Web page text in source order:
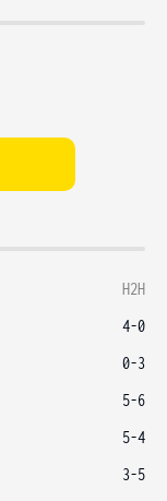
H2H
4-0
0-3
5-6
5-4
3-5